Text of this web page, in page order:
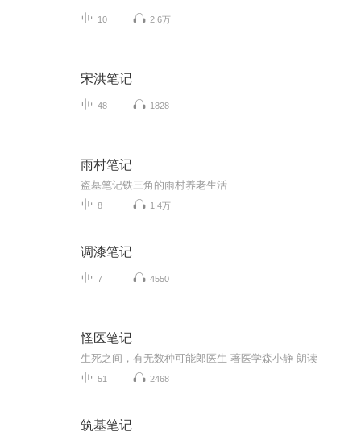
10 2.6万
宋洪笔记
48 1828
雨村笔记
盗墓笔记铁三角的雨村养老生活
8 1.4万
调漆笔记
7 4550
怪医笔记
生死之间，有无数种可能郎医生 著医学森小静 朗读
51 2468
筑基笔记